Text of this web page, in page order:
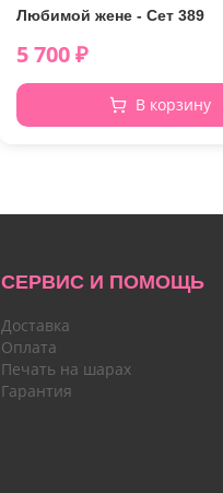
Любимой жене - Сет 389
5 700₽
В корзину
СЕРВИС И ПОМОЩЬ
Доставка
Оплата
Печать на шарах
Гарантия